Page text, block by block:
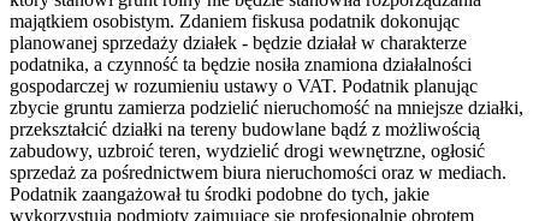
majątkiem osobistym. Zdaniem fiskusa podatnik dokonując
planowanej sprzedaży działek - będzie działał w charakterze
podatnika, a czynność ta będzie nosiła znamiona działalności
gospodarczej w rozumieniu ustawy o VAT. Podatnik planując
zbycie gruntu zamierza podzielić nieruchomość na mniejsze działki,
przekształcić działki na tereny budowlane bądź z możliwością
zabudowy, uzbroić teren, wydzielić drogi wewnętrzne, ogłosić
sprzedaż za pośrednictwem biura nieruchomości oraz w mediach.
Podatnik zaangażował tu środki podobne do tych, jakie
wykorzystują podmioty zajmujące się profesjonalnie obrotem